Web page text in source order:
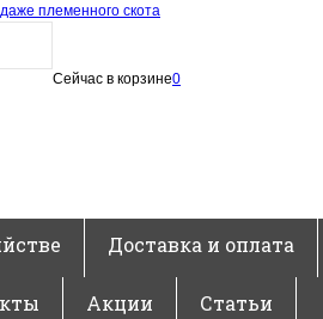
Сейчас в корзине0
Доставка и оплата
Акции Статьи